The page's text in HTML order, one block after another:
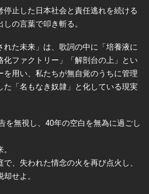
停止した日本社会と責任逃れを続ける
の言葉で叩き斬る。
れた未来」は、歌詞の中に「培養液に
化ファクトリー」「解剖台の上」とい
を用い、私たちが無自覚のうちに管理
た「名もなき奴隷」と化している現実
を無視し、40年の空白を無為に過ごし
で、失われた情念の火を再び点火し、
せよ。